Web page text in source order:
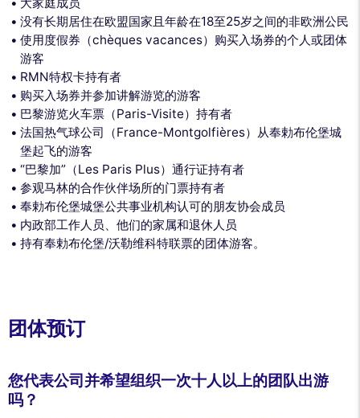
大家庭成员
没有长期居住在欧盟国家且年龄在18至25岁之间的非欧洲公民
使用度假券（chèques vacances）购买入场券的个人或团体
游客
RMN特权卡持有者
购买入场券并参加讲解游览的游客
巴黎游览火车票（Paris-Visite）持有者
法国热气球公司（France-Montgolfières）从奉勅布伦堡城
堡起飞的游客
“巴黎加”（Les Paris Plus）通行证持有者
参观马林的合作伙伴场所的门票持有者
奉勅布伦堡城堡公共事业机构认可的朋友协会成员
内政部工作人员、他们的家属和退休人员
持有奉勅布伦堡/沃勒维科特联票的团体游客。
团体预订
您代表公司并希望组织一次十人以上的团队出游
吗？